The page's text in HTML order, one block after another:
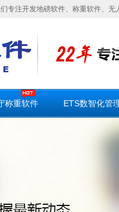
专注开发地磅软件、称重软件、
称重软件 ETS数智化管